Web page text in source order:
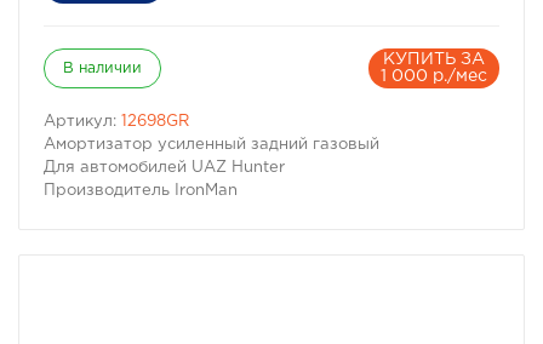
В наличии
КУПИТЬ ЗА
1 000 р./мес
Артикул:
12698GR
Амортизатор усиленный задний газовый
Для автомобилей UAZ Hunter
Производитель IronMan